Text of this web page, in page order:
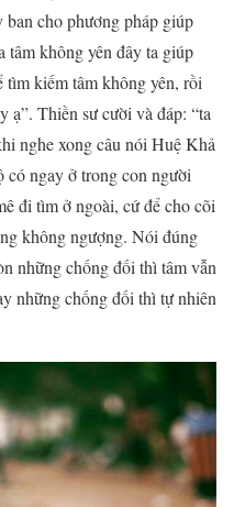
cho phương pháp giúp
tâm không yên đây ta giúp
kiếm tâm không yên, rồi
ạ”. Thiền sư cười và đáp: “ta
nghe xong câu nói Huệ Khả
có ngay ở trong con người
đi tìm ở ngoài, cứ để cho cõi
không ngượng. Nói đúng
những chống đối thì tâm vẫn
những chống đối thì tự nhiên